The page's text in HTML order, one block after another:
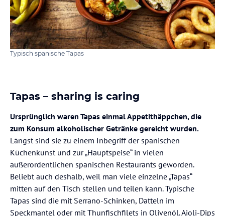
Typisch spanische Tapas
Tapas – sharing is caring
Ursprünglich waren Tapas einmal Appetithäppchen, die
zum Konsum alkoholischer Getränke gereicht wurden.
Längst sind sie zu einem Inbegriff der spanischen
Küchenkunst und zur „Hauptspeise“ in vielen
außerordentlichen spanischen Restaurants geworden.
Beliebt auch deshalb, weil man viele einzelne „Tapas“
mitten auf den Tisch stellen und teilen kann. Typische
Tapas sind die mit Serrano-Schinken, Datteln im
Speckmantel oder mit Thunfischfilets in Olivenöl. Aioli-Dips